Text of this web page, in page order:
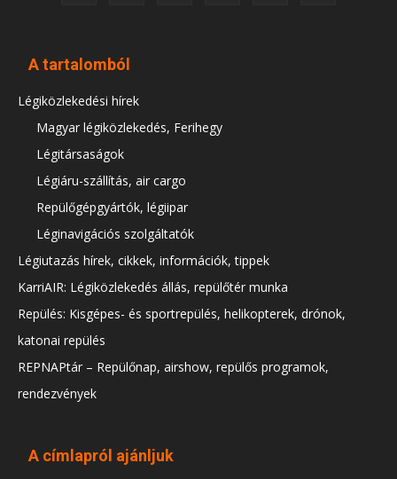
A tartalomból
Légiközlekedési hírek
Magyar légiközlekedés, Ferihegy
Légitársaságok
Légiáru-szállítás, air cargo
Repülőgépgyártók, légiipar
Léginavigációs szolgáltatók
Légiutazás hírek, cikkek, információk, tippek
KarriAIR: Légiközlekedés állás, repülőtér munka
Repülés: Kisgépes- és sportrepülés, helikopterek, drónok,
katonai repülés
REPNAPtár – Repülőnap, airshow, repülős programok,
rendezvények
A címlapról ajánljuk